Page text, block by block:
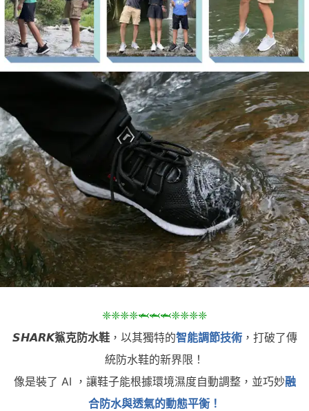
❈❈❈❈🦈🦈🦈❈❈❈❈
𝙎𝙃𝘼𝙍𝙆鯊克防水鞋，以其獨特的智能調節技術，打破了傳
統防水鞋的新界限！
像是裝了 AI ，讓鞋子能根據環境濕度自動調整，並巧妙融
合防水與透氣的動態平衡！